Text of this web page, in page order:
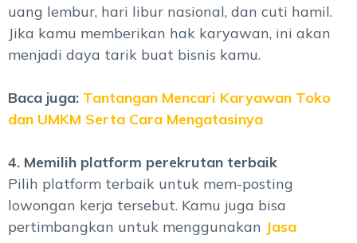
uang lembur, hari libur nasional, dan cuti hamil.
Jika kamu memberikan hak karyawan, ini akan
menjadi daya tarik buat bisnis kamu.
Baca juga: Tantangan Mencari Karyawan Toko
dan UMKM Serta Cara Mengatasinya
4. Memilih platform perekrutan terbaik
Pilih platform terbaik untuk mem-posting
lowongan kerja tersebut. Kamu juga bisa
pertimbangkan untuk menggunakan Jasa